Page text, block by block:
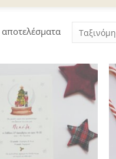
Sorted
Πρόσθήκη
επιθυμιών